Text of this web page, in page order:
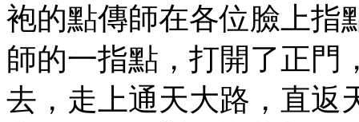
袍的點傳師在各位臉上指
師的一指點，打開了正門
去，走上通天大路，直返